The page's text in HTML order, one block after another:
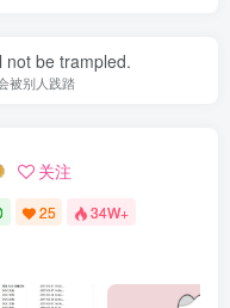
not be trampled.
被别人践踏
关注
25 34W+